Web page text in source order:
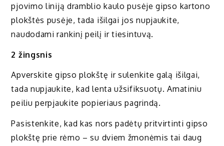
pjovimo liniją dramblio kaulo pusėje gipso kartono
plokštės pusėje, tada išilgai jos nupjaukite,
naudodami rankinį peilį ir tiesintuvą.
2 žingsnis
Apverskite gipso plokštę ir sulenkite galą išilgai,
tada nupjaukite, kad lenta užsifiksuotų. Amatiniu
peiliu perpjaukite popieriaus pagrindą.
Pasistenkite, kad kas nors padėtų pritvirtinti gipso
plokštę prie rėmo – su dviem žmonėmis tai daug